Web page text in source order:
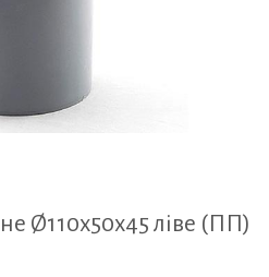
Ø110х50х45 ліве (ПП)